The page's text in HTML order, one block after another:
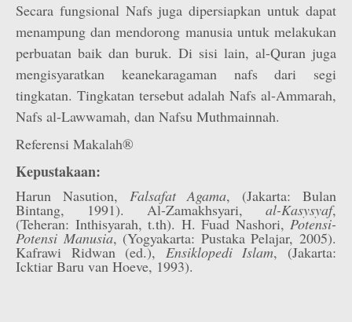
Secara fungsional Nafs juga dipersiapkan untuk dapat
menampung dan mendorong manusia untuk melakukan
perbuatan baik dan buruk. Di sisi lain, al-Quran juga
mengisyaratkan keanekaragaman nafs dari segi
tingkatan. Tingkatan tersebut adalah Nafs al-Ammarah,
Nafs al-Lawwamah, dan Nafsu Muthmainnah.
Referensi Makalah®
Kepustakaan:
Harun Nasution, Falsafat Agama, (Jakarta: Bulan
Bintang, 1991). Al-Zamakhsyari, al-Kasysyaf,
(Teheran: Inthisyarah, t.th). H. Fuad Nashori, Potensi-
Potensi Manusia, (Yogyakarta: Pustaka Pelajar, 2005).
Kafrawi Ridwan (ed.), Ensiklopedi Islam, (Jakarta:
Icktiar Baru van Hoeve, 1993).